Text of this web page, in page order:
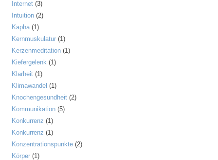
Internet (3)
Intuition (2)
Kapha(1)
Kernmuskulatur (1)
Kerzenmeditation (1)
Kiefergelenk (1)
Klarheit (1)
Klimawandel (1)
Knochengesundheit (2)
Kommunikation (5)
Konkurrenz (1)
Konkurrenz (1)
Konzentrationspunkte (2)
Körper (1)